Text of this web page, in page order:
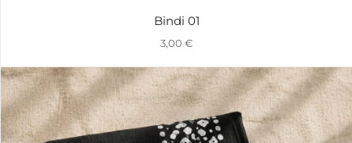
Bindi 01
3,00 €